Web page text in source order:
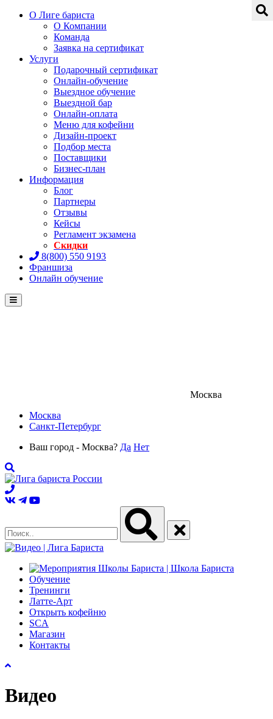
О Лиге бариста
О Компании
Команда
Заявка на сертификат
Услуги
Подарочный сертификат
Онлайн-обучение
Выездное обучение
Выездной бар
Онлайн-оплата
Меню для кофейни
Дизайн-проект
Подбор места
Поставщики
Бизнес-план
Информация
Блог
Партнеры
Отзывы
Кейсы
Регламент экзамена
Скидки
8(800) 550 9193
Франшиза
Онлайн обучение
Menu
Москва
Москва
Санкт-Петербург
Ваш город - Москва? Да Нет
Обучение
Тренинги
Латте-Арт
Открыть кофейню
SCA
Магазин
Контакты
Видео